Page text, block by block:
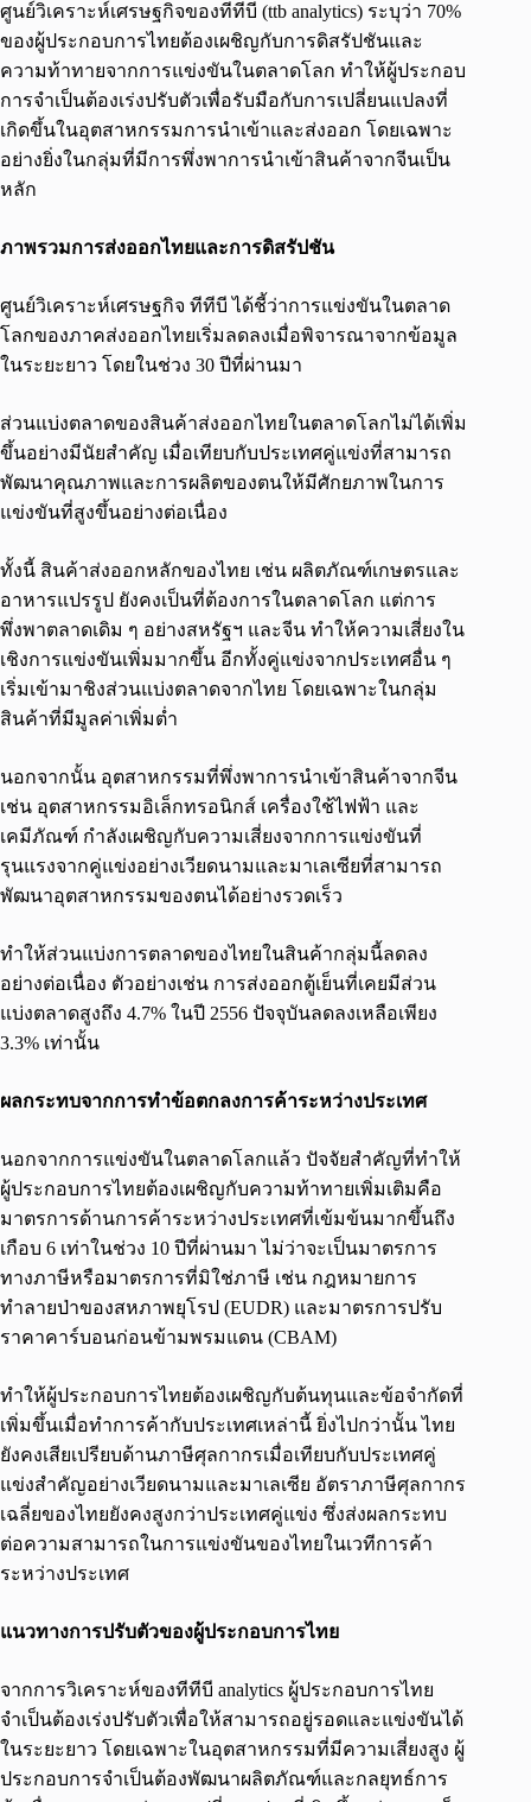
ศูนย์วิเคราะห์เศรษฐกิจของทีทีบี (ttb analytics) ระบุว่า 70%
ของผู้ประกอบการไทยต้องเผชิญกับการดิสรัปชันและ
ความท้าทายจากการแข่งขันในตลาดโลก ทำให้ผู้ประกอบ
การจำเป็นต้องเร่งปรับตัวเพื่อรับมือกับการเปลี่ยนแปลงที่
เกิดขึ้นในอุตสาหกรรมการนำเข้าและส่งออก โดยเฉพาะ
อย่างยิ่งในกลุ่มที่มีการพึ่งพาการนำเข้าสินค้าจากจีนเป็น
หลัก
ภาพรวมการส่งออกไทยและการดิสรัปชัน
ศูนย์วิเคราะห์เศรษฐกิจ ทีทีบี ได้ชี้ว่าการแข่งขันในตลาด
โลกของภาคส่งออกไทยเริ่มลดลงเมื่อพิจารณาจากข้อมูล
ในระยะยาว โดยในช่วง 30 ปีที่ผ่านมา
ส่วนแบ่งตลาดของสินค้าส่งออกไทยในตลาดโลกไม่ได้เพิ่ม
ขึ้นอย่างมีนัยสำคัญ เมื่อเทียบกับประเทศคู่แข่งที่สามารถ
พัฒนาคุณภาพและการผลิตของตนให้มีศักยภาพในการ
แข่งขันที่สูงขึ้นอย่างต่อเนื่อง
ทั้งนี้ สินค้าส่งออกหลักของไทย เช่น ผลิตภัณฑ์เกษตรและ
อาหารแปรรูป ยังคงเป็นที่ต้องการในตลาดโลก แต่การ
พึ่งพาตลาดเดิม ๆ อย่างสหรัฐฯ และจีน ทำให้ความเสี่ยงใน
เชิงการแข่งขันเพิ่มมากขึ้น อีกทั้งคู่แข่งจากประเทศอื่น ๆ
เริ่มเข้ามาชิงส่วนแบ่งตลาดจากไทย โดยเฉพาะในกลุ่ม
สินค้าที่มีมูลค่าเพิ่มต่ำ
นอกจากนั้น อุตสาหกรรมที่พึ่งพาการนำเข้าสินค้าจากจีน
เช่น อุตสาหกรรมอิเล็กทรอนิกส์ เครื่องใช้ไฟฟ้า และ
เคมีภัณฑ์ กำลังเผชิญกับความเสี่ยงจากการแข่งขันที่
รุนแรงจากคู่แข่งอย่างเวียดนามและมาเลเซียที่สามารถ
พัฒนาอุตสาหกรรมของตนได้อย่างรวดเร็ว
ทำให้ส่วนแบ่งการตลาดของไทยในสินค้ากลุ่มนี้ลดลง
อย่างต่อเนื่อง ตัวอย่างเช่น การส่งออกตู้เย็นที่เคยมีส่วน
แบ่งตลาดสูงถึง 4.7% ในปี 2556 ปัจจุบันลดลงเหลือเพียง
3.3% เท่านั้น
ผลกระทบจากการทำข้อตกลงการค้าระหว่างประเทศ
นอกจากการแข่งขันในตลาดโลกแล้ว ปัจจัยสำคัญที่ทำให้
ผู้ประกอบการไทยต้องเผชิญกับความท้าทายเพิ่มเติมคือ
มาตรการด้านการค้าระหว่างประเทศที่เข้มข้นมากขึ้นถึง
เกือบ 6 เท่าในช่วง 10 ปีที่ผ่านมา ไม่ว่าจะเป็นมาตรการ
ทางภาษีหรือมาตรการที่มิใช่ภาษี เช่น กฎหมายการ
ทำลายป่าของสหภาพยุโรป (EUDR) และมาตรการปรับ
ราคาคาร์บอนก่อนข้ามพรมแดน (CBAM)
ทำให้ผู้ประกอบการไทยต้องเผชิญกับต้นทุนและข้อจำกัดที่
เพิ่มขึ้นเมื่อทำการค้ากับประเทศเหล่านี้ ยิ่งไปกว่านั้น ไทย
ยังคงเสียเปรียบด้านภาษีศุลกากรเมื่อเทียบกับประเทศคู่
แข่งสำคัญอย่างเวียดนามและมาเลเซีย อัตราภาษีศุลกากร
เฉลี่ยของไทยยังคงสูงกว่าประเทศคู่แข่ง ซึ่งส่งผลกระทบ
ต่อความสามารถในการแข่งขันของไทยในเวทีการค้า
ระหว่างประเทศ
แนวทางการปรับตัวของผู้ประกอบการไทย
จากการวิเคราะห์ของทีทีบี analytics ผู้ประกอบการไทย
จำเป็นต้องเร่งปรับตัวเพื่อให้สามารถอยู่รอดและแข่งขันได้
ในระยะยาว โดยเฉพาะในอุตสาหกรรมที่มีความเสี่ยงสูง ผู้
ประกอบการจำเป็นต้องพัฒนาผลิตภัณฑ์และกลยุทธ์การ